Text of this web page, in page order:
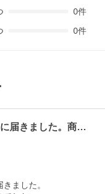
0件
0件
届きました。商…
ました。